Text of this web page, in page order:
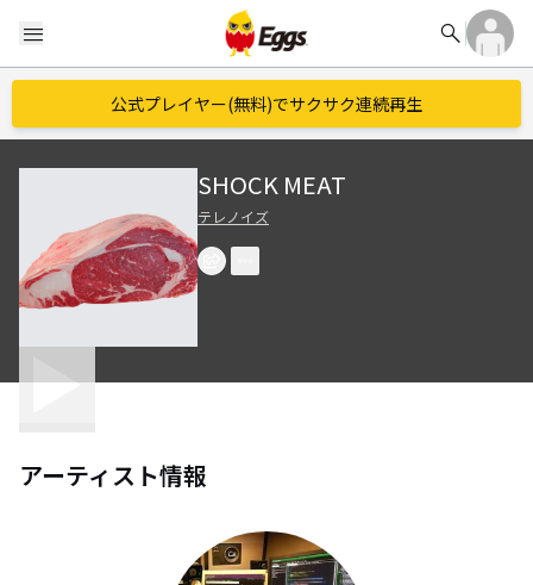
menu search
公式プレイヤー(無料)でサクサク連続再生
SHOCK MEAT
テレノイズ
アーティスト情報